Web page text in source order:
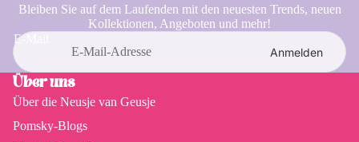
Slowenien
15,95 €
Schweden
20,75 €
29,00 €
Sobald Ihre Bestellung versandt wurde, erhalten Sie eine E-Mail mit einem
Track & Trace-Code, mit dem Sie Ihr Paket verfolgen können.
Bleiben Sie auf dem Laufenden mit den neuesten Trends, neuen
Kollektionen, Angeboten und mehr!
E-Mail
Anmelden
Über uns
Über die Neusje van Geusje
Pomsky-Blogs